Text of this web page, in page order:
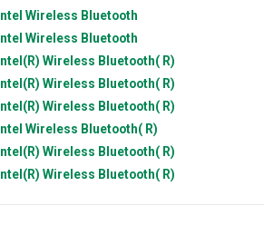
Intel Wireless Bluetooth
Intel Wireless Bluetooth
Intel(R) Wireless Bluetooth( R)
Intel(R) Wireless Bluetooth( R)
Intel(R) Wireless Bluetooth( R)
Intel Wireless Bluetooth( R)
Intel(R) Wireless Bluetooth( R)
Intel(R) Wireless Bluetooth( R)